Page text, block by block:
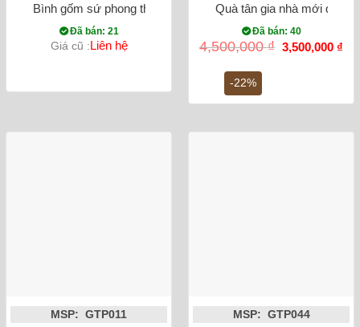
Bình gốm sứ phong thủy tỏi chim công đắp nổi màu đen
Đã bán: 21
Giá cũ :Liên hệ
-22%
Quà tân gia nhà mới đĩa
Đã bán: 40
4,500,000₫ Giá
gốc
3,500,000 ₫
MSP: GTP011 MSP: GTP044